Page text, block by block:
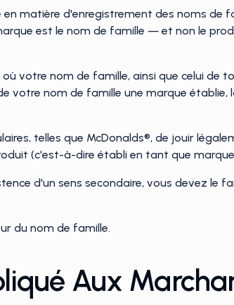
matière d'enregistrement des noms de
est le nom de famille — et non le
votre nom de famille, ainsi que celui de
votre nom de famille une marque
telles que McDonalds®, de jouir
(c'est-à-dire établi en tant que
d'un sens secondaire, vous devez le
du nom de famille.
Aux